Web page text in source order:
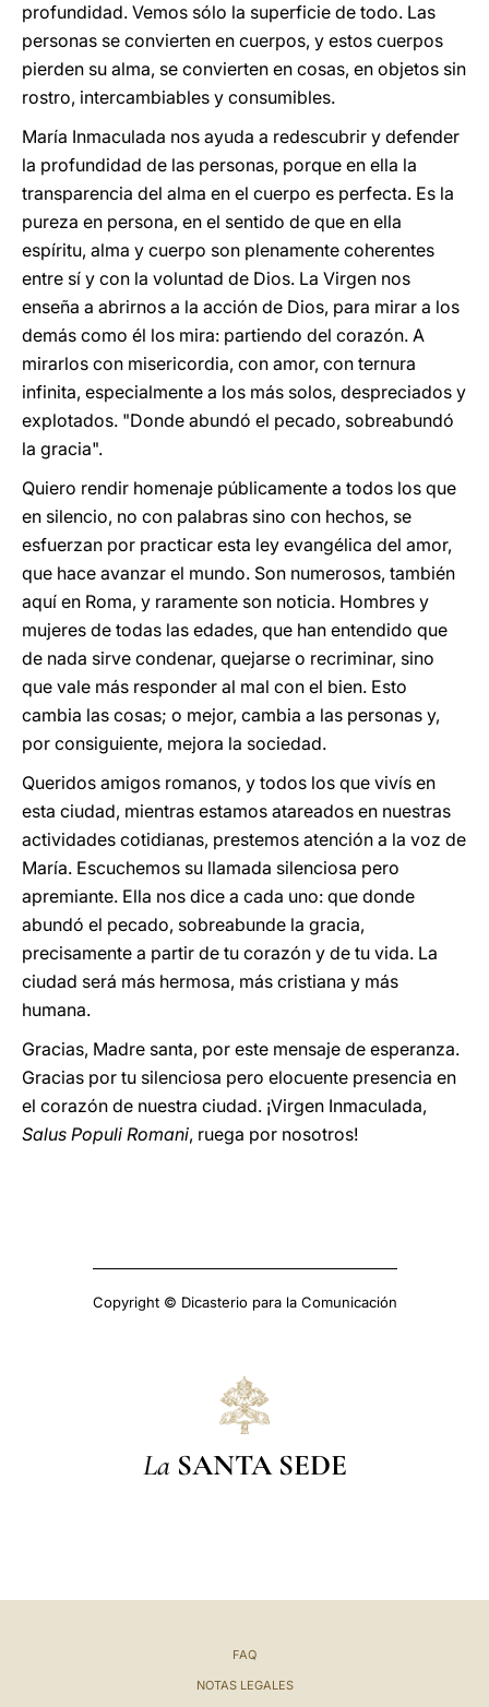
profundidad. Vemos sólo la superficie de todo. Las
personas se convierten en cuerpos, y estos cuerpos
pierden su alma, se convierten en cosas, en objetos sin
rostro, intercambiables y consumibles.
María Inmaculada nos ayuda a redescubrir y defender
la profundidad de las personas, porque en ella la
transparencia del alma en el cuerpo es perfecta. Es la
pureza en persona, en el sentido de que en ella
espíritu, alma y cuerpo son plenamente coherentes
entre sí y con la voluntad de Dios. La Virgen nos
enseña a abrirnos a la acción de Dios, para mirar a los
demás como él los mira: partiendo del corazón. A
mirarlos con misericordia, con amor, con ternura
infinita, especialmente a los más solos, despreciados y
explotados. "Donde abundó el pecado, sobreabundó
la gracia".
Quiero rendir homenaje públicamente a todos los que
en silencio, no con palabras sino con hechos, se
esfuerzan por practicar esta ley evangélica del amor,
que hace avanzar el mundo. Son numerosos, también
aquí en Roma, y raramente son noticia. Hombres y
mujeres de todas las edades, que han entendido que
de nada sirve condenar, quejarse o recriminar, sino
que vale más responder al mal con el bien. Esto
cambia las cosas; o mejor, cambia a las personas y,
por consiguiente, mejora la sociedad.
Queridos amigos romanos, y todos los que vivís en
esta ciudad, mientras estamos atareados en nuestras
actividades cotidianas, prestemos atención a la voz de
María. Escuchemos su llamada silenciosa pero
apremiante. Ella nos dice a cada uno: que donde
abundó el pecado, sobreabunde la gracia,
precisamente a partir de tu corazón y de tu vida. La
ciudad será más hermosa, más cristiana y más
humana.
Gracias, Madre santa, por este mensaje de esperanza.
Gracias por tu silenciosa pero elocuente presencia en
el corazón de nuestra ciudad. ¡Virgen Inmaculada,
Salus Populi Romani, ruega por nosotros!
Copyright © Dicasterio para la Comunicación
La SANTA SEDE
FAQ
NOTAS LEGALES